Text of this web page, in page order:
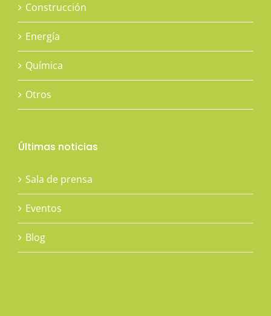
Construcción
Energía
Química
Otros
Últimas noticias
Sala de prensa
Eventos
Blog